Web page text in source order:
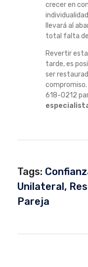
crecer en
llevará al
total falta
Revertir
tarde, es
ser
618-0212
Tags:
Unilateral,
Pareja